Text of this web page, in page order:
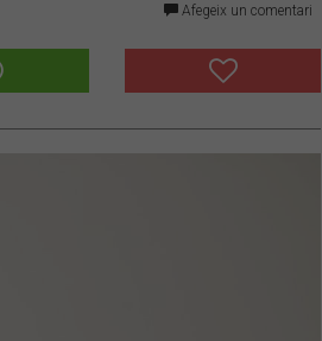
Afegeix un comentari